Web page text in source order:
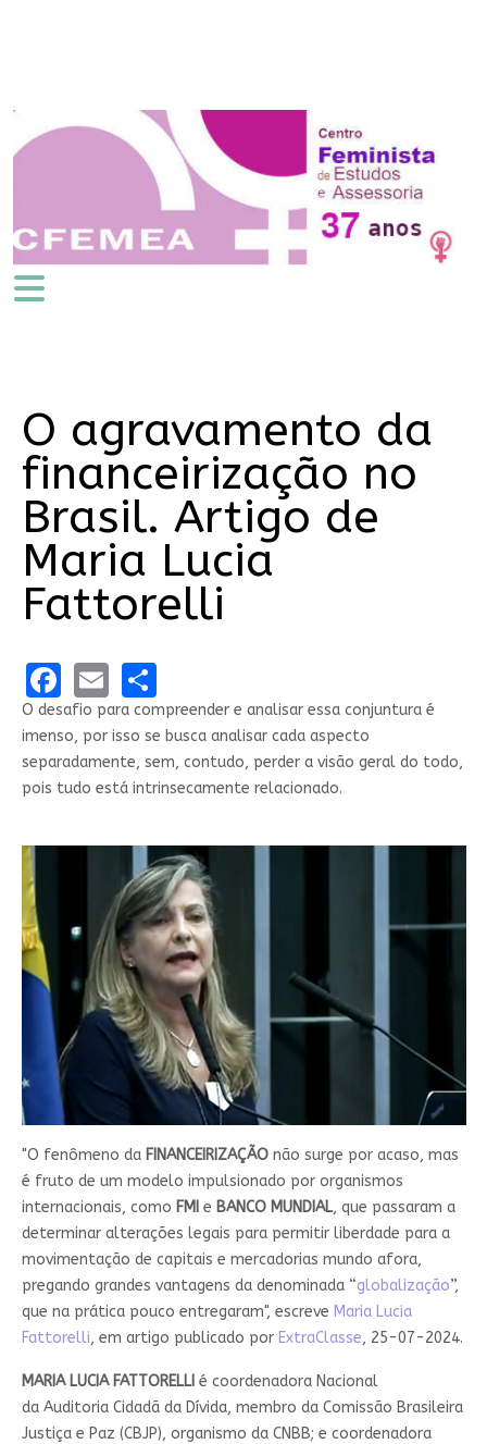
O agravamento da
financeirização no
Brasil. Artigo de
Maria Lucia
Fattorelli
Facebook
EmailShare
O desafio para compreender e analisar essa conjuntura é
imenso, por isso se busca analisar cada aspecto
separadamente, sem, contudo, perder a visão geral do todo,
pois tudo está intrinsecamente relacionado.
"O fenômeno da FINANCEIRIZAÇÃOnão surge por acaso, mas
é fruto de um modelo impulsionado por organismos
internacionais, como FMI e BANCO MUNDIAL, que passaram a
determinar alterações legais para permitir liberdade para a
movimentação de capitais e mercadorias mundo afora,
pregando grandes vantagens da denominada “globalização”,
que na prática pouco entregaram", escreve Maria Lucia
Fattorelli, em artigo publicado por ExtraClasse, 25-07-2024.
MARIA LUCIA FATTORELLI é coordenadora Nacional
da Auditoria Cidadã da Dívida, membro da Comissão Brasileira
Justiça e Paz (CBJP), organismo da CNBB; e coordenadora